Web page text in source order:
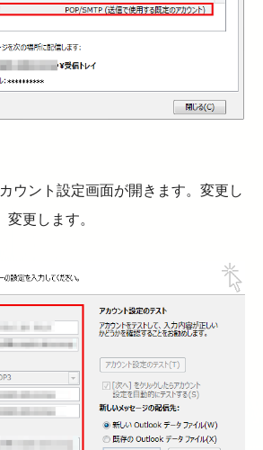
ウント設定画面が開きます。変更し
更します。